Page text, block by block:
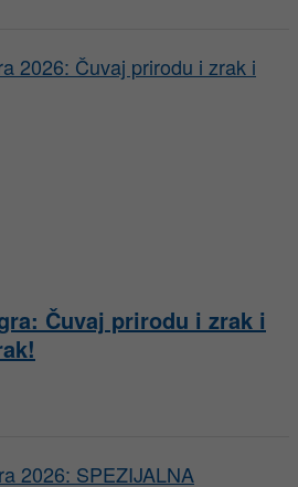
Čuvaj prirodu i zrak i